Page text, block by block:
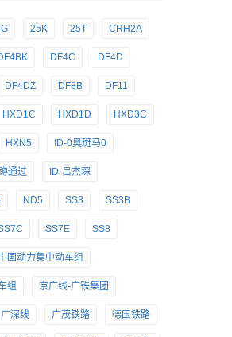
25K 25T CRH2A
DF4C DF4D
DF4DZ DF8B DF11
HXD1C HXD1D HXD3C
HXN5 ID-0奥斑马0
通过 ID-吕杰琛
ND5 SS3 SS3B
SS7E SS8
国动力集中动车组
组 京广线-广铁集团
广深线 广茂铁路 德国铁路